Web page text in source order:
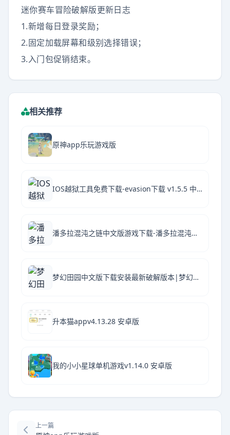
迷你赛车冒险破解版更新日志
1.新增每日登录奖励；
2.固定加载屏幕和级别选择错误；
3.入门包促销结束。
相关推荐
原神app乐玩游戏版
IOS越狱工具免费下载-evasion下载 v1.5.5 中文绿色版
潘多拉混沌之链中文版游戏下载-潘多拉混沌之链简体中文免安装版
梦幻田园中文版下载安装最新破解版本|梦幻田园汉化版本 V1.0.6 安卓版下载
升本猫appv4.13.28 安卓版
我的小小星球单机游戏v1.14.0 安卓版
上一篇